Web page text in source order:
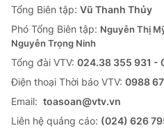
Tổng Biên tập: Vũ Thanh Thủy
Phó Tổng Biên tập: Nguyễn Thị
Nguyễn Trọng Ninh
Tổng đài VTV: 024.38 355 931 -
Ðiện thoại Thời báo VTV: 0988
Email: toasoan@vtv.vn
Liên hệ quảng cáo: (024) 626